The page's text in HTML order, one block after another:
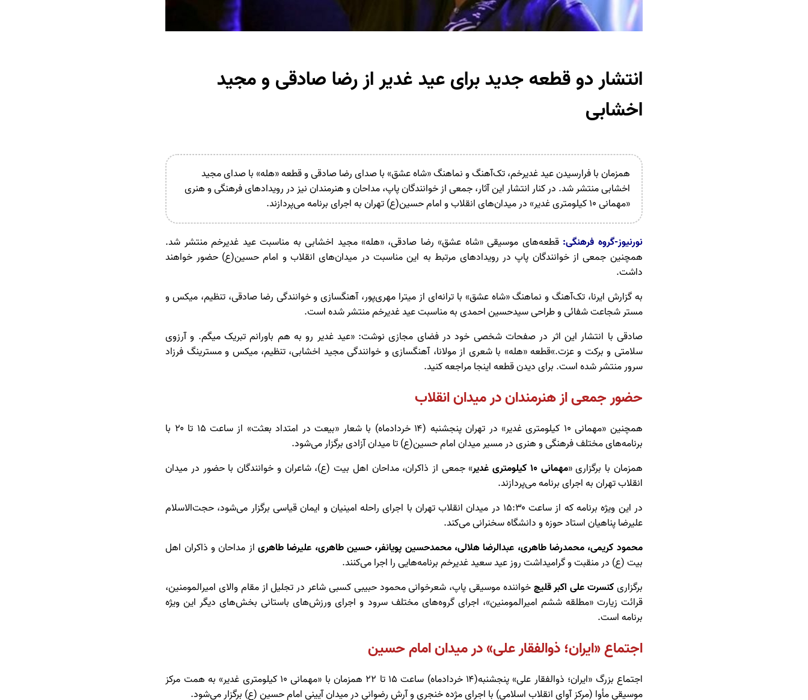
انتشار دو قطعه جدید برای عید غدیر از رضا صادقی و مجید
اخشابی
همزمان با فرارسیدن عید غدیرخم، تک‌آهنگ و نماهنگ «شاه عشق» با صدای رضا صادقی و قطعه «هله» با صدای مجید
اخشابی منتشر شد. در کنار انتشار این آثار، جمعی از خوانندگان پاپ، مداحان و هنرمندان نیز در رویدادهای فرهنگی و هنری
«مهمانی 10 کیلومتری غدیر» در میدان‌های انقلاب و امام حسین(ع) تهران به اجرای برنامه می‌پردازند.
نورنیوز-گروه فرهنگی:قطعه‌های موسیقی «شاه عشق» رضا صادقی، «هله» مجید اخشابی به مناسبت عید غدیرخم منتشر شد.
همچنین جمعی از خوانندگان پاپ در رویدادهای مرتبط به این مناسبت در میدان‌های انقلاب و امام حسین(ع) حضور خواهند
داشت.
به گزارش ایرنا، تک‌آهنگ و نماهنگ «شاه عشق» با ترانه‌ای از میترا مهری‌پور، آهنگسازی و خوانندگی رضا صادقی، تنظیم، میکس و
مستر شجاعت شفائی و طراحی سیدحسین احمدی به مناسبت عید غدیرخم منتشر شده است.
صادقی با انتشار این اثر در صفحات شخصی خود در فضای مجازی نوشت: «عید غدیر رو به هم باورانم تبریک میگم. و آرزوی
سلامتی و برکت و عزت.»قطعه «هله» با شعری از مولانا، آهنگسازی و خوانندگی مجید اخشابی، تنظیم، میکس و مسترینگ فرزاد
سرور منتشر شده است. برای دیدن قطعه اینجا مراجعه کنید.
حضور جمعی از هنرمندان در میدان انقلاب
همچنین «مهمانی ۱۰ کیلومتری غدیر» در تهران پنجشنبه (۱۴ خردادماه) با شعار «بیعت در امتداد بعثت» از ساعت ۱۵ تا ۲۰ با
برنامه‌های مختلف فرهنگی و هنری در مسیر میدان امام حسین(ع) تا میدان آزادی برگزار می‌شود.
همزمان با برگزاری «مهمانی ۱۰ کیلومتری غدیر
» جمعی از ذاکران، مداحان اهل بیت (ع)، شاعران و خوانندگان با حضور در میدان
انقلاب تهران به اجرای برنامه می‌پردازند.
در این ویژه برنامه که از ساعت ۱۵:۳۰ در میدان انقلاب تهران با اجرای راحله امینیان و ایمان قیاسی برگزار می‌شود، حجت‌الاسلام
علیرضا پناهیان استاد حوزه و دانشگاه سخنرانی می‌کند.
محمود کریمی، محمدرضا طاهری، عبدالرضا هلالی، محمدحسین پویانفر، حسین طاهری، علیرضا طاهری از مداحان و ذاکران اهل
بیت (ع) در منقبت و گرامیداشت روز عید سعید غدیرخم برنامه‌هایی را اجرا می‌کنند.
برگزاریکنسرت علی اکبر قلیچخواننده موسیقی پاپ، شعرخوانی محمود حبیبی کسبی شاعر در تجلیل از مقام والای امیرالمومنین،
قرائت زیارت «مطلقه ششم امیرالمومنین»، اجرای گروه‌های مختلف سرود و اجرای ورزش‌های باستانی بخش‌های دیگر این ویژه
برنامه است.
اجتماع «ایران؛ ذوالفقار علی» در میدان امام حسین
اجتماع بزرگ «ایران؛ ذوالفقار علی» پنجشنبه(۱۴ خردادماه) ساعت ۱۵ تا ۲۲ همزمان با «مهمانی ۱۰ کیلومتری غدیر» به همت مرکز
موسیقی مأوا (مرکز آوای انقلاب اسلامی) با اجرای مژده خنجری و آرش رضوانی در میدان آیینی امام حسین (ع) برگزار می‌شود.